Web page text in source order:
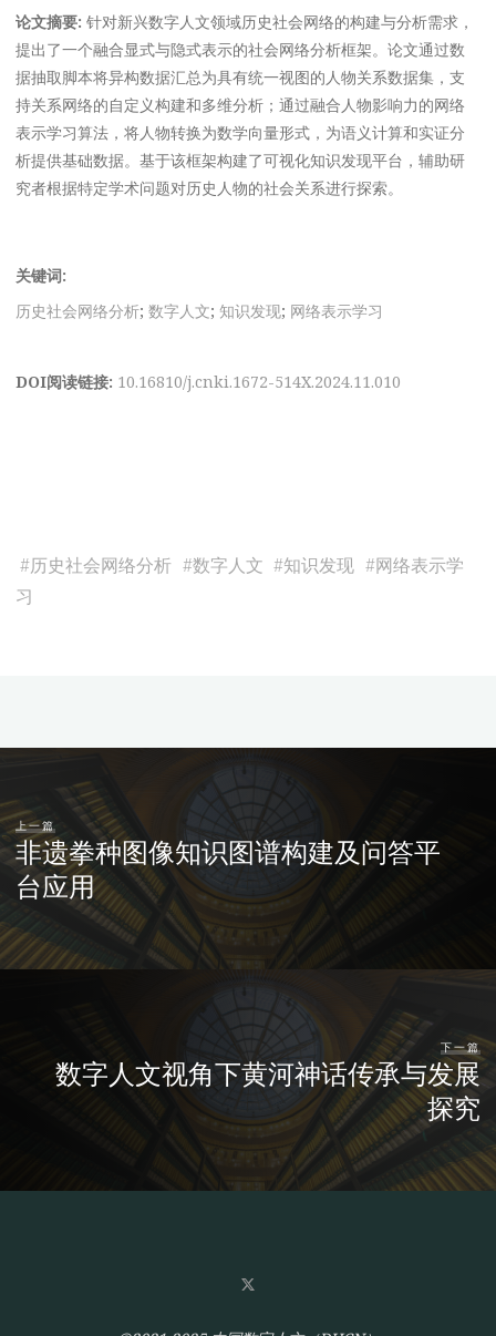
论文摘要: 针对新兴数字人文领域历史社会网络的构建与分析需求，
提出了一个融合显式与隐式表示的社会网络分析框架。论文通过数
据抽取脚本将异构数据汇总为具有统一视图的人物关系数据集，支
持关系网络的自定义构建和多维分析；通过融合人物影响力的网络
表示学习算法，将人物转换为数学向量形式，为语义计算和实证分
析提供基础数据。基于该框架构建了可视化知识发现平台，辅助研
究者根据特定学术问题对历史人物的社会关系进行探索。
关键词:
历史社会网络分析;数字人文;知识发现; 网络表示学习
DOI阅读链接: 10.16810/j.cnki.1672-514X.2024.11.010
#历史社会网络分析 #数字人文 #知识发现 #网络表示学
习
上一篇
非遗拳种图像知识图谱构建及问答平
台应用
下一篇
数字人文视角下黄河神话传承与发展
探究